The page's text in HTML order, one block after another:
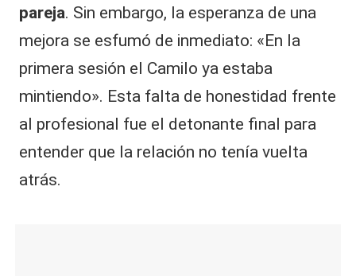
pareja. Sin embargo, la esperanza de una
mejora se esfumó de inmediato: «En la
primera sesión el Camilo ya estaba
mintiendo». Esta falta de honestidad frente
al profesional fue el detonante final para
entender que la relación no tenía vuelta
atrás.